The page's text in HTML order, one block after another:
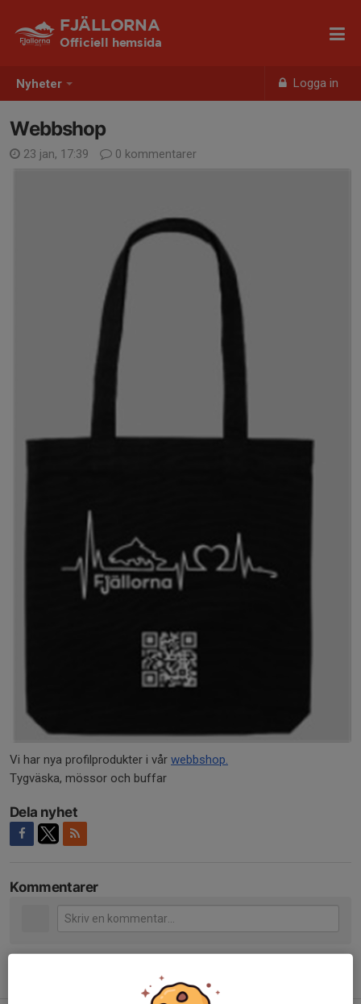
Nyheter Logga in
FJÄLLORNA
Officiell hemsida
Webbshop
23 jan, 17:39 0 kommentarer
Vi har nya profilprodukter i vår webbshop.
Tygväska, mössor och buffar
Dela nyhet
Kommentarer